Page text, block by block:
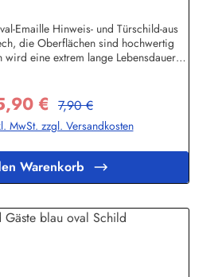
Emaille Hinweis- und Türschild-aus
die Oberflächen sind hochwertig
eine extrem lange Lebensdauer
nur lose angezogen werden, weil sonst
kann-Die Emailleschilder können
gefertigt werdenHier geht's zu den
Bini Inh. Eda
e.K.Meddenwarf 1a22457
€ Regulärer Preis:
7,90 €
MwSt. zzgl. Versandkosten
Warenkorb